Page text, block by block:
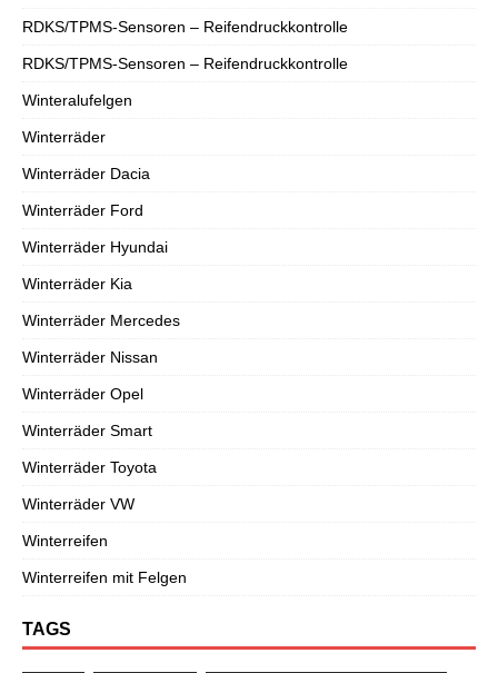
RDKS/TPMS-Sensoren – Reifendruckkontrolle
RDKS/TPMS-Sensoren – Reifendruckkontrolle
Winteralufelgen
Winterräder
Winterräder Dacia
Winterräder Ford
Winterräder Hyundai
Winterräder Kia
Winterräder Mercedes
Winterräder Nissan
Winterräder Opel
Winterräder Smart
Winterräder Toyota
Winterräder VW
Winterreifen
Winterreifen mit Felgen
TAGS